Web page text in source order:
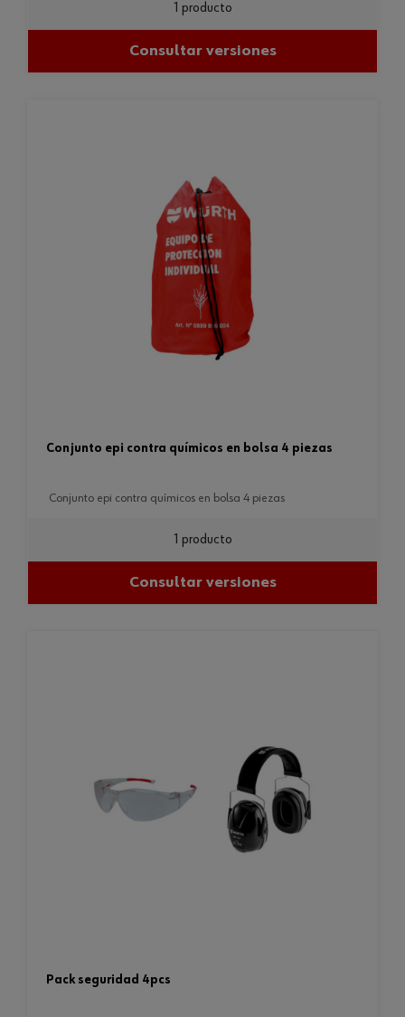
1 producto
Consultar versiones
conjunto epi contra químicos en bolsa 4 piezas
conjunto epi contra químicos en bolsa 4 piezas
1 producto
Consultar versiones
pack seguridad 4pcs